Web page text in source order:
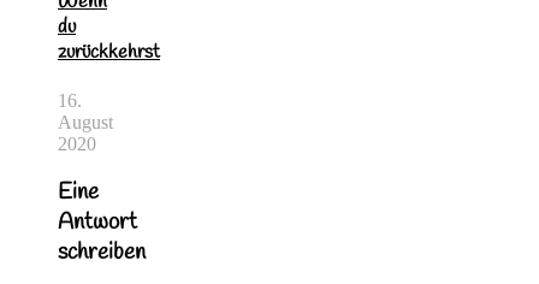
du
zurückkehrst
16.
August
2020
Eine
Antwort
schreiben